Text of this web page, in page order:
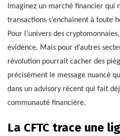
Imaginez un marché financier qui
transactions s’enchaînent à toute
Pour l’univers des
évidence. Mais pour d’autres
révolution pourrait cacher des
précisément le message nuancé
dans un advisory récent qui fait
communauté financière.
La CFTC trace une